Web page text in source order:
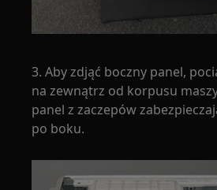
3. Aby zdjąć boczny panel,
na zewnątrz od korpusu
panel z zaczepów
po boku.